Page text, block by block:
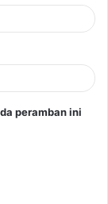
peramban ini